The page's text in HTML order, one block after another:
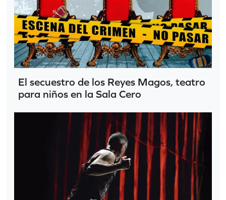
El secuestro de los Reyes Magos, teatro
para niños en la Sala Cero